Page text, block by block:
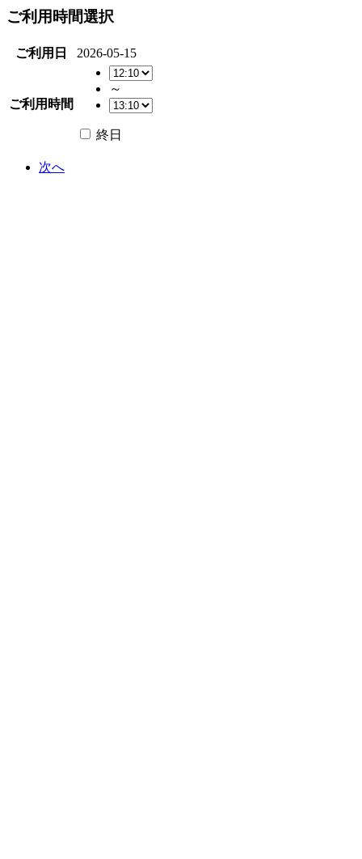
ご利用時間選択
ご利用日 2026-05-15
ご利用時間
～
終日
次へ